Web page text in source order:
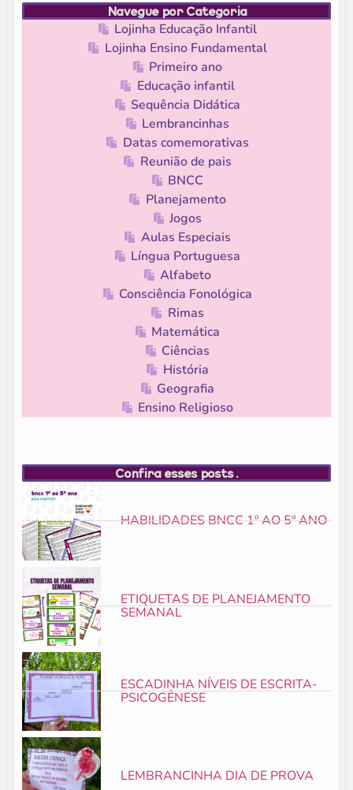
Navegue por Categoria
Lojinha Educação Infantil
Lojinha Ensino Fundamental
Primeiro ano
Educação infantil
Sequência Didática
Lembrancinhas
Datas comemorativas
Reunião de pais
BNCC
Planejamento
Jogos
Aulas Especiais
Língua Portuguesa
Alfabeto
Consciência Fonológica
Rimas
Matemática
Ciências
História
Geografia
Ensino Religioso
Confira esses posts.
HABILIDADES BNCC 1º AO 5º ANO
ETIQUETAS DE PLANEJAMENTO
SEMANAL
ESCADINHA NÍVEIS DE ESCRITA-
PSICOGÊNESE
LEMBRANCINHA DIA DE PROVA